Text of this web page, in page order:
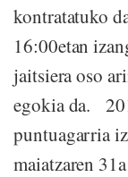
kontratatuko
16:00etan
jaitsiera oso
egokia da.
puntuagarria
maiatzaren